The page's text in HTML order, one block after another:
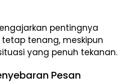
pentingnya
tenang, meskipun
yang penuh tekanan.
Pesan